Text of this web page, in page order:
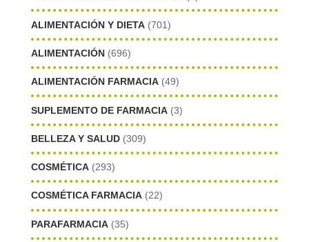
ALIMENTACIÓN Y DIETA (701)
ALIMENTACIÓN (696)
ALIMENTACIÓN FARMACIA (49)
SUPLEMENTO DE FARMACIA (3)
BELLEZA Y SALUD (309)
COSMÉTICA (293)
COSMÉTICA FARMACIA (22)
PARAFARMACIA (35)